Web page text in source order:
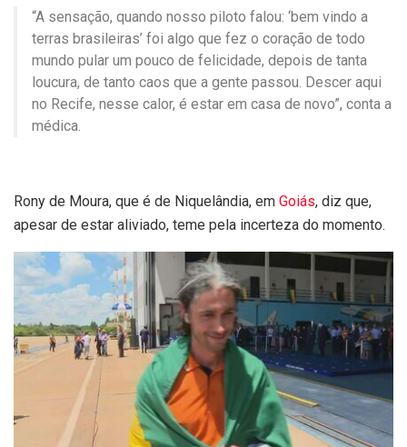
“A sensação, quando nosso piloto falou: ‘bem vindo a
terras brasileiras’ foi algo que fez o coração de todo
mundo pular um pouco de felicidade, depois de tanta
loucura, de tanto caos que a gente passou. Descer aqui
no Recife, nesse calor, é estar em casa de novo”, conta a
médica.
Rony de Moura, que é de Niquelândia, em Goiás, diz que,
apesar de estar aliviado, teme pela incerteza do momento.